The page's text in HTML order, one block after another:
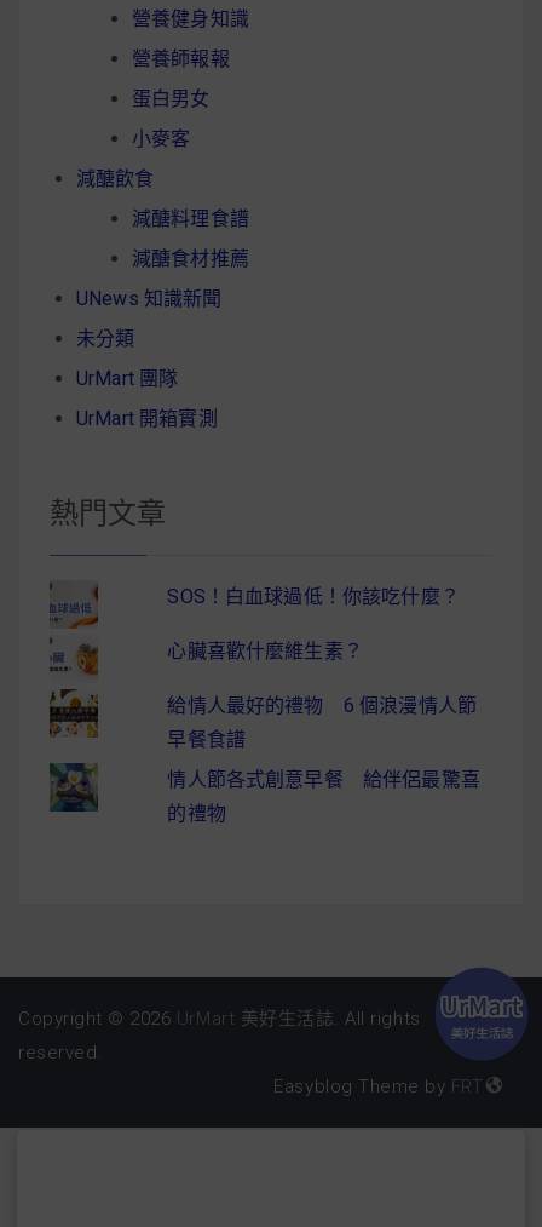
營養健身知識
營養師報報
蛋白男女
小麥客
減醣飲食
減醣料理食譜
減醣食材推薦
UNews 知識新聞
未分類
UrMart 團隊
UrMart 開箱實測
熱門文章
SOS！白血球過低！你該吃什麼？
心臟喜歡什麼維生素？
給情人最好的禮物 6 個浪漫情人節
早餐食譜
情人節各式創意早餐 給伴侶最驚喜
的禮物
Copyright © 2026 UrMart 美好生活誌. All rights
reserved.
Easyblog Theme by FRT